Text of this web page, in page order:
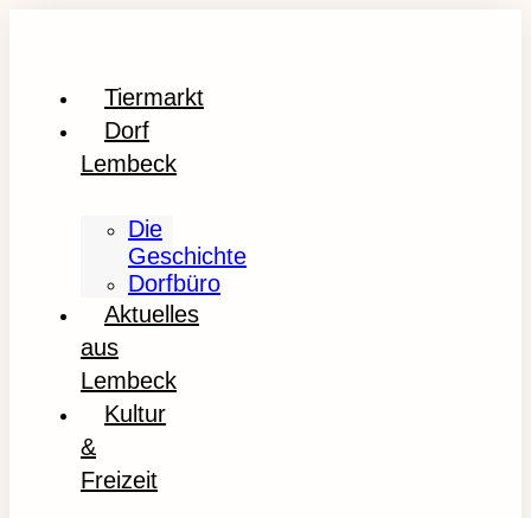
Tiermarkt
Dorf
Lembeck
Die
Geschichte
Dorfbüro
Aktuelles
aus
Lembeck
Kultur
&
Freizeit